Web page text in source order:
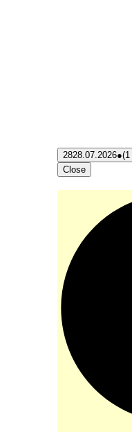
2828.07.2026●(1
Close